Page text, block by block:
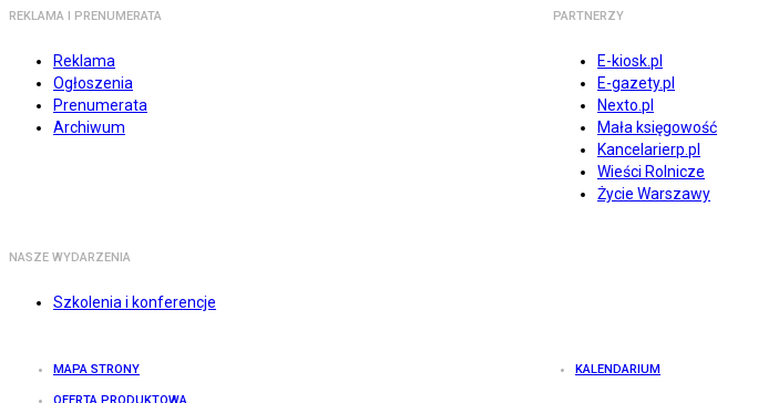
REKLAMA I PRENUMERATA
Reklama
Ogłoszenia
Prenumerata
Archiwum
PARTNERZY
E-kiosk.pl
E-gazety.pl
Nexto.pl
Mała księgowość
Kancelarierp.pl
Wieści Rolnicze
Życie Warszawy
NASZE WYDARZENIA
Szkolenia i konferencje
MAPA STRONY KALENDARIUM